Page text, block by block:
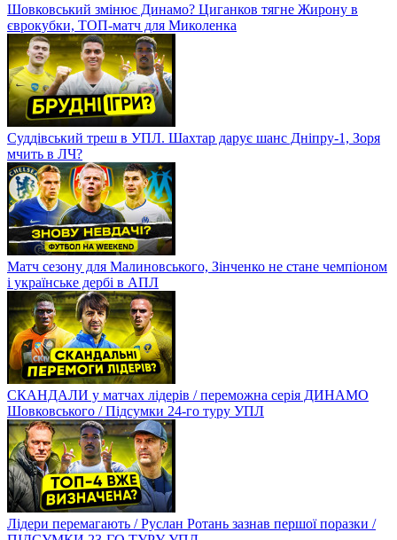
Шовковський змінює Динамо? Циганков тягне Жирону в
єврокубки, ТОП-матч для Миколенка
Суддівський треш в УПЛ. Шахтар дарує шанс Дніпру-1, Зоря
мчить в ЛЧ?
Матч сезону для Малиновського, Зінченко не стане чемпіоном
і українське дербі в АПЛ
СКАНДАЛИ у матчах лідерів / переможна серія ДИНАМО
Шовковського / Підсумки 24-го туру УПЛ
Лідери перемагають / Руслан Ротань зазнав першої поразки /